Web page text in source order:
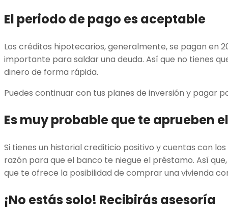
El periodo de pago es aceptable
Los créditos hipotecarios, generalmente, se pagan en
importante para saldar una deuda. Así que no tienes
dinero de forma rápida.
Puedes continuar con tus planes de inversión y pagar
Es muy probable que te aprueben
Si tienes un historial crediticio positivo y cuentas con
razón para que el banco te niegue el préstamo. Así
que te ofrece la posibilidad de comprar una vivienda
¡No estás solo! Recibirás asesoría